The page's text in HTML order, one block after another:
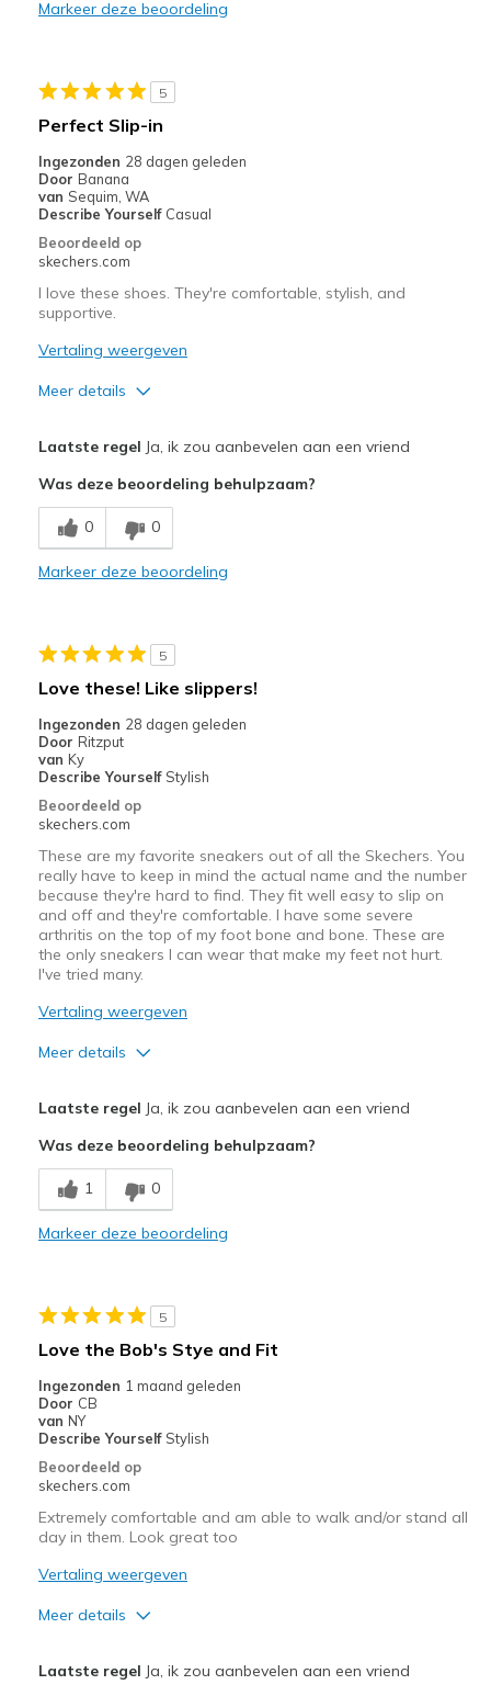
Beste toepassingen
Travel
Width
Sizing
View On Shoes
I'm Into Shoes
Markeer deze beoordeling
5
Perfect Slip-in
Ingezonden 28 dagen geleden
Door Banana
van Sequim, WA
Describe Yourself Casual
Beoordeeld op
skechers.com
I love these shoes. They're comfortable, stylish, and
supportive.
Vertaling weergeven
Meer details
Breathe Well
Comfortable
Beste toepassingen
Going Out
Width
Sizing
View On Shoes
I'm Into Shoes
Laatste regel Ja, ik zou aanbevelen aan een vriend
Was deze beoordeling behulpzaam?
0 0
Markeer deze beoordeling
5
Love these! Like slippers!
Ingezonden 28 dagen geleden
Door Ritzput
van Ky
Describe Yourself Stylish
Beoordeeld op
skechers.com
These are my favorite sneakers out of all the Skechers. You
really have to keep in mind the actual name and the number
because they're hard to find. They fit well easy to slip on
and off and they're comfortable. I have some severe
arthritis on the top of my foot bone and bone. These are
the only sneakers I can wear that make my feet not hurt.
I've tried many.
Vertaling weergeven
Meer details
Breathe Well
Comfortable
Casual Wear
Special Occasions
Sizing
Feels true to size
Laatste regel Ja, ik zou aanbevelen aan een vriend
Was deze beoordeling behulpzaam?
1 0
Markeer deze beoordeling
5
Love the Bob's Stye and Fit
Ingezonden 1 maand geleden
Door CB
van NY
Describe Yourself Stylish
Beoordeeld op
skechers.com
Extremely comfortable and am able to walk and/or stand all
day in them. Look great too
Vertaling weergeven
Meer details
Laatste regel Ja, ik zou aanbevelen aan een vriend